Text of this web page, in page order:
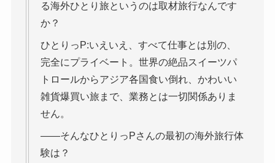
る海外ひとり旅というのは取材旅行なんです
か？
ひとりっP:いえいえ、すべて仕事とは別の、
完全にプライベート。世界の絶品スイーツパ
トロールからアジア各国食い倒れ、かわいい
雑貨爆買い旅まで、業務とは一切関係ありま
せん。
――そんなひとりっPさんの最初の海外旅行体
験は？